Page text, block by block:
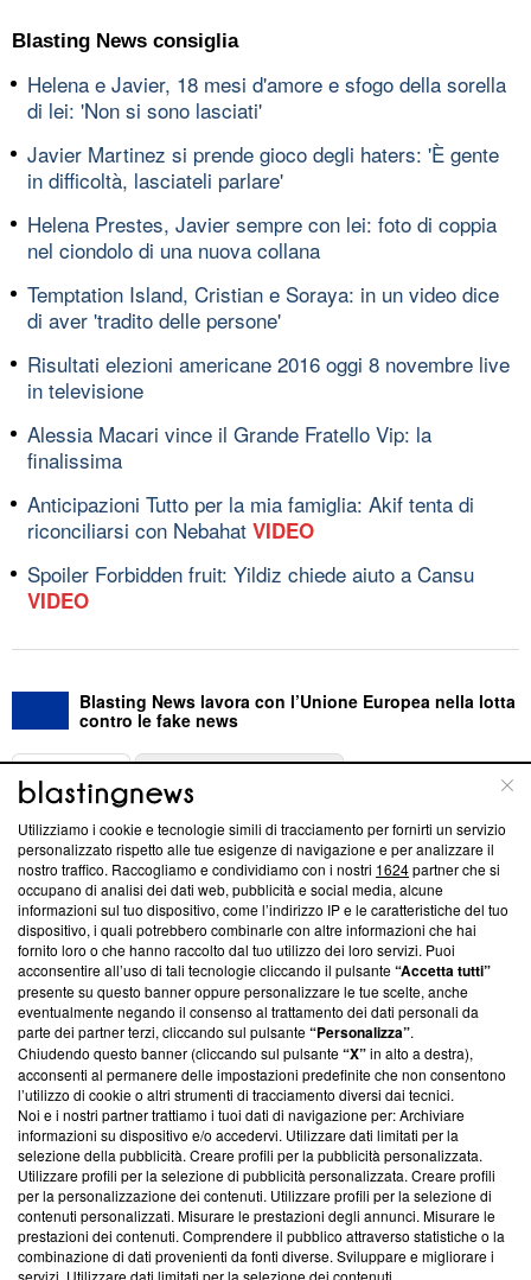
Blasting News consiglia
Helena e Javier, 18 mesi d'amore e sfogo della sorella
di lei: 'Non si sono lasciati'
Javier Martinez si prende gioco degli haters: 'È gente
in difficoltà, lasciateli parlare'
Helena Prestes, Javier sempre con lei: foto di coppia
nel ciondolo di una nuova collana
Temptation Island, Cristian e Soraya: in un video dice
di aver 'tradito delle persone'
Risultati elezioni americane 2016 oggi 8 novembre live
in televisione
Alessia Macari vince il Grande Fratello Vip: la
finalissima
Anticipazioni Tutto per la mia famiglia: Akif tenta di
riconciliarsi con Nebahat VIDEO
Spoiler Forbidden fruit: Yildiz chiede aiuto a Cansu
VIDEO
Blasting News lavora con l’Unione Europea nella lotta
contro le fake news
ABOUT
Questa sezione offre informazioni trasparenti su Blasting
News, sui nostri processi editoriali e su come ci impegniamo a
creare news di qualità. Inoltre, afferma la nostra aderenza a
‘Trust Project - News with Integrity’Blasting News non è
ancora membro del programma, ma ha richiesto di farne
parte; Trust Project non ha ancora effettuato una verifica di
conformità agli standard.
Su di noi
Team editoriale
Corporate
Redazione
Informativa Privacy
Cookie Policy
Utilizziamo i cookie e tecnologie simili di tracciamento per fornirti un servizio
personalizzato rispetto alle tue esigenze di navigazione e per analizzare il
nostro traffico. Raccogliamo e condividiamo con i nostri 1624partner che si
occupano di analisi dei dati web, pubblicità e social media, alcune
informazioni sul tuo dispositivo, come l’indirizzo IP e le caratteristiche del tuo
dispositivo, i quali potrebbero combinarle con altre informazioni che hai
fornito loro o che hanno raccolto dal tuo utilizzo dei loro servizi. Puoi
acconsentire all’uso di tali tecnologie cliccando il pulsante“Accetta tutti”
presente su questo banner oppure personalizzare le tue scelte, anche
eventualmente negando il consenso al trattamento dei dati personali da
parte dei partner terzi, cliccando sul pulsante“Personalizza”.
Chiudendo questo banner (cliccando sul pulsante“X”in alto a destra),
acconsenti al permanere delle impostazioni predefinite che non consentono
l’utilizzo di cookie o altri strumenti di tracciamento diversi dai tecnici.
Noi e i nostri partner trattiamo i tuoi dati di navigazione per: Archiviare
informazioni su dispositivo e/o accedervi. Utilizzare dati limitati per la
selezione della pubblicità. Creare profili per la pubblicità personalizzata.
Utilizzare profili per la selezione di pubblicità personalizzata. Creare profili
per la personalizzazione dei contenuti. Utilizzare profili per la selezione di
contenuti personalizzati. Misurare le prestazioni degli annunci. Misurare le
prestazioni dei contenuti. Comprendere il pubblico attraverso statistiche o la
combinazione di dati provenienti da fonti diverse. Sviluppare e migliorare i
servizi. Utilizzare dati limitati per la selezione dei contenuti.